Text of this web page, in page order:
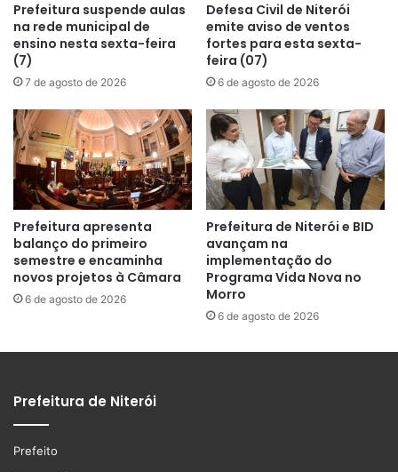
Prefeitura suspende aulas
na rede municipal de
ensino nesta sexta-feira
(7)
7 de agosto de 2026
Defesa Civil de Niterói
emite aviso de ventos
fortes para esta sexta-
feira (07)
6 de agosto de 2026
Prefeitura apresenta
balanço do primeiro
semestre e encaminha
novos projetos à Câmara
6 de agosto de 2026
Prefeitura de Niterói e BID
avançam na
implementação do
Programa Vida Nova no
Morro
6 de agosto de 2026
Prefeitura de Niterói
Prefeito